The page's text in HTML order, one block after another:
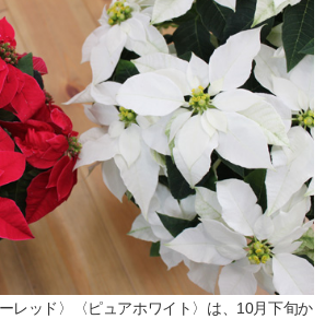
レッド〉〈ピュアホワイト〉は、10月下旬か